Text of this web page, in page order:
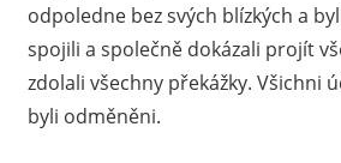
odpoledne bez svých blízkých a
spojili a společně dokázali projít
zdolali všechny překážky. Všichni
byli odměněni.